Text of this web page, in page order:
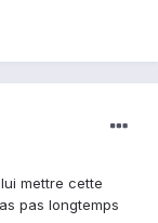
mettre cette
pas longtemps